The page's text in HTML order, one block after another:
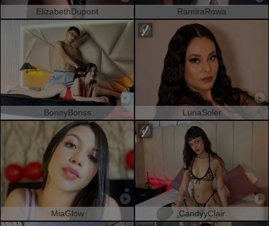
ElizabethDupont RamiraRowa
BonnyBonss LunaSoler
MiaGlow CandyyClair